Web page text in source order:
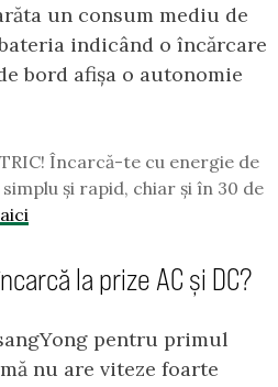
un consum mediu de
indicând o încărcare
bord afișa o autonomie
Încarcă-te cu energie de
și rapid, chiar și în 30 de
la prize AC și DC?
pentru primul
nu are viteze foarte